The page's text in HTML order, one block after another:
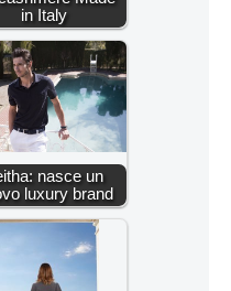
in Italy
nasce un
luxury brand